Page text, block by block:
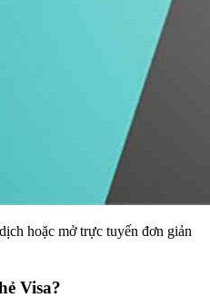
hoặc mở trực tuyến đơn giản
Visa?